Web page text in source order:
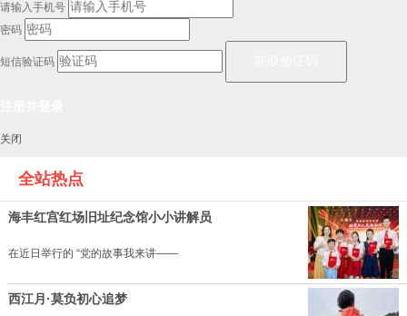
请输入手机号
密码
短信验证码
关闭
全站热点
海丰红宫红场旧址纪念馆小小讲解员
在近日举行的 “党的故事我来讲——
西江月·莫负初心追梦